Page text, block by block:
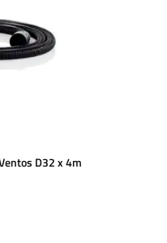
D32 x 4m